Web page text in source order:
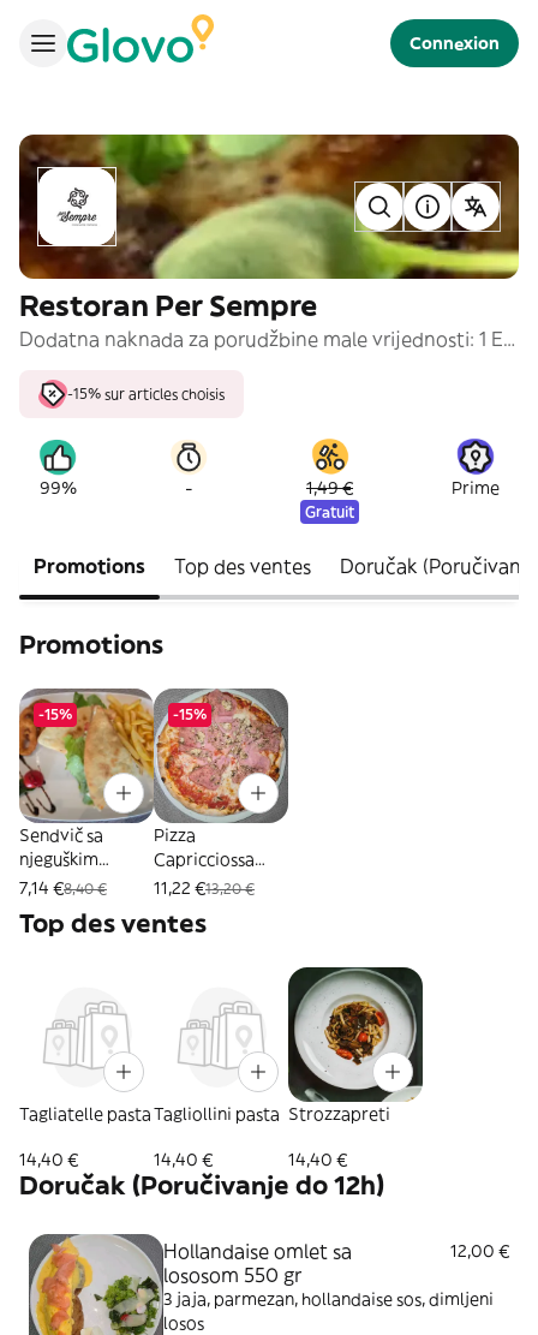
Connexion
Restoran Per Sempre
Dodatna naknada za porudžbine male vrijednosti: 1 EUR za porudžbinu ispod 6 EUR. Poručivanje doručka je do 12h
-15% sur articles choisis
99% - 1,49 €
Gratuit
Prime
Promotions Top des ventes Doručak
Promotions
-15%
Sendvič sa
njeguškim
pršutom 550 gr
7,14 €8,40 €
-15%
Pizza
Capricciossa
650 gr
11,22 €13,20 €
Top des ventes
Tagliatelle pasta
14,40 €
Tagliollini pasta
14,40 €
Strozzapreti
14,40 €
Doručak (Poručivanje do 12h)
Hollandaise omlet sa
lososom 550 gr
12,00 €
3 jaja, parmezan, hollandaise sos, dimljeni
losos